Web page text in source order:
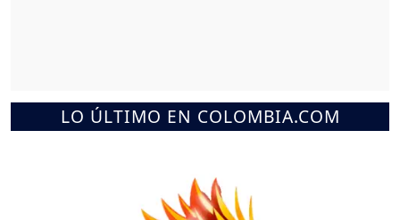
LO ÚLTIMO EN COLOMBIA.COM